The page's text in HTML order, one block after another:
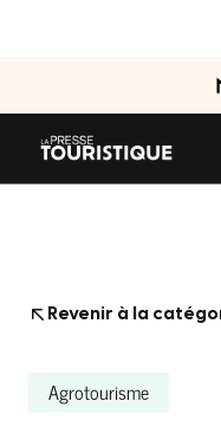
Revenir à la
Agrotourisme